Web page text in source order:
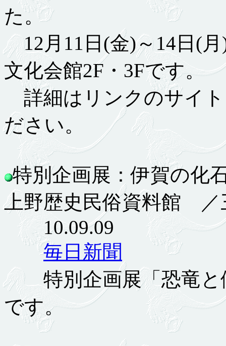
た。
12月11日(金)～14日(
文化会館2F・3Fです。
詳細はリンクのサイ
ださい。
特別企画展：伊賀の化
上野歴史民俗資料館 ／
10.09.09
毎日新聞
特別企画展「恐竜と
です。